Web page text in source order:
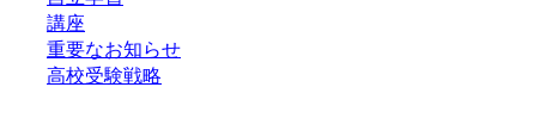
講座
重要なお知らせ
高校受験戦略